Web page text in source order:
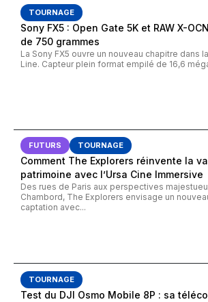
TOURNAGE
Sony FX5 : Open Gate 5K et RAW X-
de 750 grammes
La Sony FX5 ouvre un nouveau chapitre dans
Line. Capteur plein format empilé de 16,6
FUTURS TOURNAGE
Comment The Explorers réinvente la
patrimoine avec l’Ursa Cine Immersive
Des rues de Paris aux perspectives
Chambord, The Explorers envisage un
captation avec...
TOURNAGE
Test du DJI Osmo Mobile 8P : sa